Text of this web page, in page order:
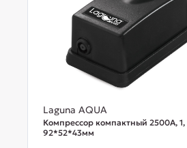
Laguna AQUA
Компрессор компактный 2500A,
92*52*43мм